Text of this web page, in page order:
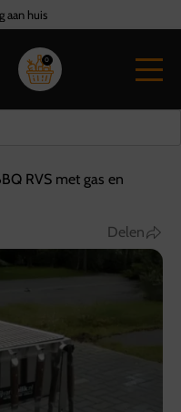
Hoge kwaliteit vlees
0
RVS met gas en
Delen